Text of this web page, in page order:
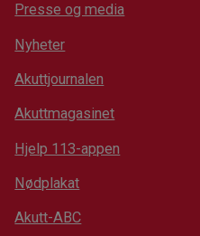
Presse og media
Nyheter
Akuttjournalen
Akuttmagasinet
Hjelp 113-appen
Nødplakat
Akutt-ABC